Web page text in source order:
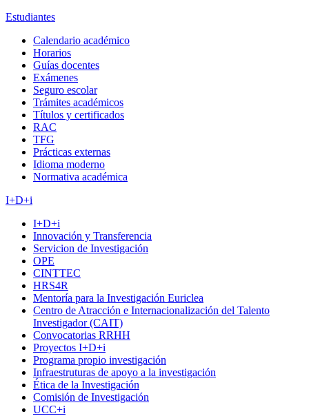
Estudiantes
Calendario académico
Horarios
Guías docentes
Exámenes
Seguro escolar
Trámites académicos
Títulos y certificados
RAC
TFG
Prácticas externas
Idioma moderno
Normativa académica
I+D+i
I+D+i
Innovación y Transferencia
Servicion de Investigación
OPE
CINTTEC
HRS4R
Mentoría para la Investigación Euriclea
Centro de Atracción e Internacionalización del Talento
Investigador (CAIT)
Convocatorias RRHH
Proyectos I+D+i
Programa propio investigación
Infraestruturas de apoyo a la investigación
Ética de la Investigación
Comisión de Investigación
UCC+i